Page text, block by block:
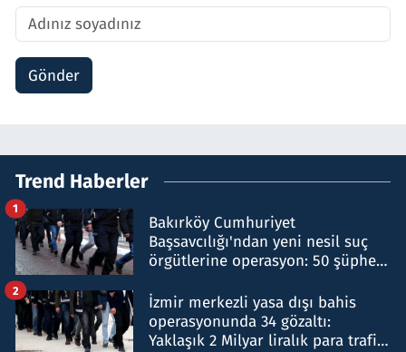
Gönder
Trend Haberler
Bakırköy Cumhuriyet
Başsavcılığı'ndan yeni nesil suç
örgütlerine operasyon: 50 şüpheli
1
İzmir merkezli yasa dışı bahis
operasyonunda 34 gözaltı:
Yaklaşık 2 Milyar liralık para trafiği
2